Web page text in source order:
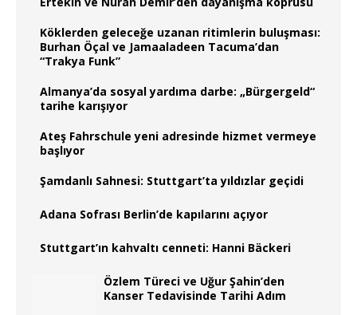
Köklerden geleceğe uzanan ritimlerin buluşması:
Burhan Öçal ve Jamaaladeen Tacuma’dan
“Trakya Funk”
Almanya’da sosyal yardıma darbe: „Bürgergeld“
tarihe karışıyor
Ateş Fahrschule yeni adresinde hizmet vermeye
başlıyor
Şamdanlı Sahnesi: Stuttgart’ta yıldızlar geçidi
Adana Sofrası Berlin’de kapılarını açıyor
Stuttgart’ın kahvaltı cenneti: Hanni Bäckeri
Özlem Türeci ve Uğur Şahin’den
Kanser Tedavisinde Tarihi Adım